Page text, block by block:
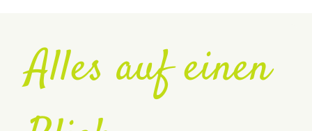
Alles auf einen
Blick